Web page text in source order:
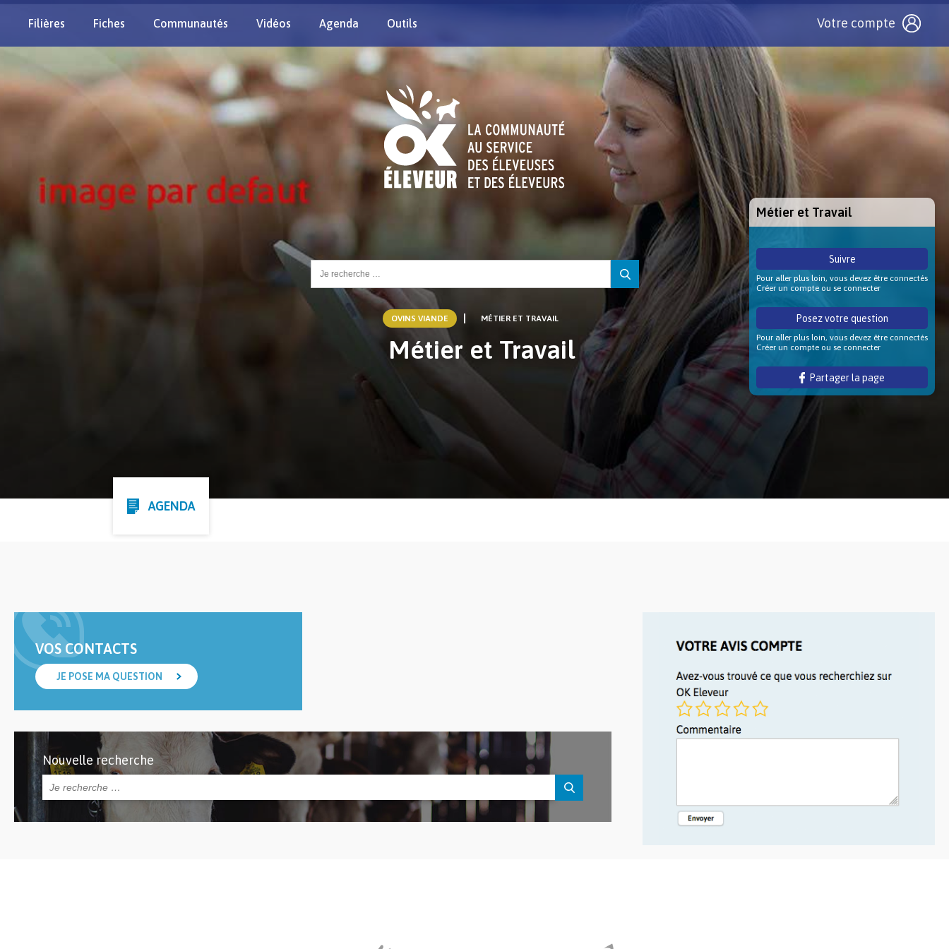
Filières Fiches Communautés Vidéos Agenda Outils Votre compte
Rechercher :
OVINS VIANDE MÉTIER ET TRAVAIL
Métier et Travail
AGENDA
VOS CONTACTS
JE POSE MA QUESTION
Nouvelle recherche
Métier et Travail
Suivre
Pour aller plus loin, vous devez être connectés
Créer un compte ou se connecter
Posez votre question
Pour aller plus loin, vous devez être connectés
Créer un compte ou se connecter
Partager la page